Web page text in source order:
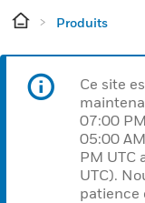
Produits
Ce site
07:00
05:00
PM UTC
UTC).
patience